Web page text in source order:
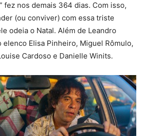
fez nos demais 364 dias. Com isso,
(ou conviver) com essa triste
odeia o Natal. Além de Leandro
elenco Elisa Pinheiro, Miguel Rômulo,
Cardoso e Danielle Winits.